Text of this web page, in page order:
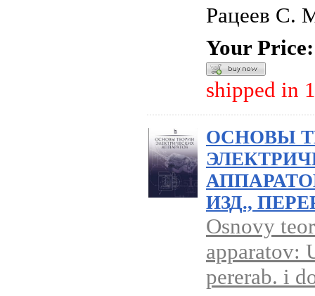
Рацеев С.
Your Price:
shipped in
ОСНОВЫ
ИЗД.,
Osnovy
apparatov:
pererab. i